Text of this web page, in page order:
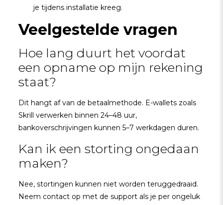
je tijdens installatie kreeg.
Veelgestelde vragen
Hoe lang duurt het voordat
een opname op mijn rekening
staat?
Dit hangt af van de betaalmethode. E-wallets zoals
Skrill verwerken binnen 24–48 uur,
bankoverschrijvingen kunnen 5–7 werkdagen duren.
Kan ik een storting ongedaan
maken?
Nee, stortingen kunnen niet worden teruggedraaid.
Neem contact op met de support als je per ongeluk